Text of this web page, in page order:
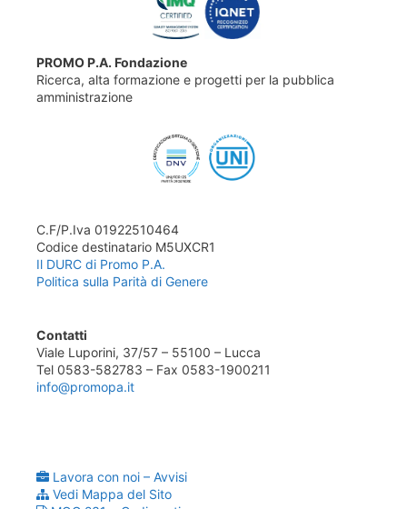
PROMO P.A. Fondazione
Ricerca, alta formazione e progetti per la pubblica
amministrazione
C.F/P.Iva 01922510464
Codice destinatario M5UXCR1
Il DURC di Promo P.A.
Politica sulla Parità di Genere
Contatti
Viale Luporini, 37/57 – 55100 – Lucca
Tel 0583-582783 – Fax 0583-1900211
info@promopa.it
Lavora con noi – Avvisi
Vedi Mappa del Sito